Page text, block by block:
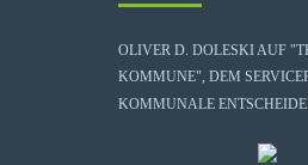
OLIVER D. DOLESKI AUF
KOMMUNE", DEM
KOMMUNALE